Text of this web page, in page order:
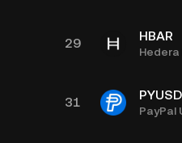
29 HBAR
31 PYUSD
PayPal